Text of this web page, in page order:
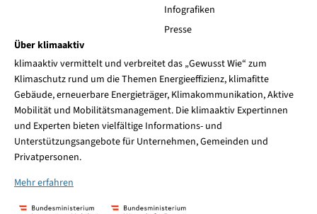
Infografiken
Presse
Über klimaaktiv
klimaaktiv vermittelt und verbreitet das „Gewusst Wie“ zum
Klimaschutz rund um die Themen Energieeffizienz, klimafitte
Gebäude, erneuerbare Energieträger, Klimakommunikation, Aktive
Mobilität und Mobilitätsmanagement. Die klimaaktiv Expertinnen
und Experten bieten vielfältige Informations- und
Unterstützungsangebote für Unternehmen, Gemeinden und
Privatpersonen.
Mehr erfahren